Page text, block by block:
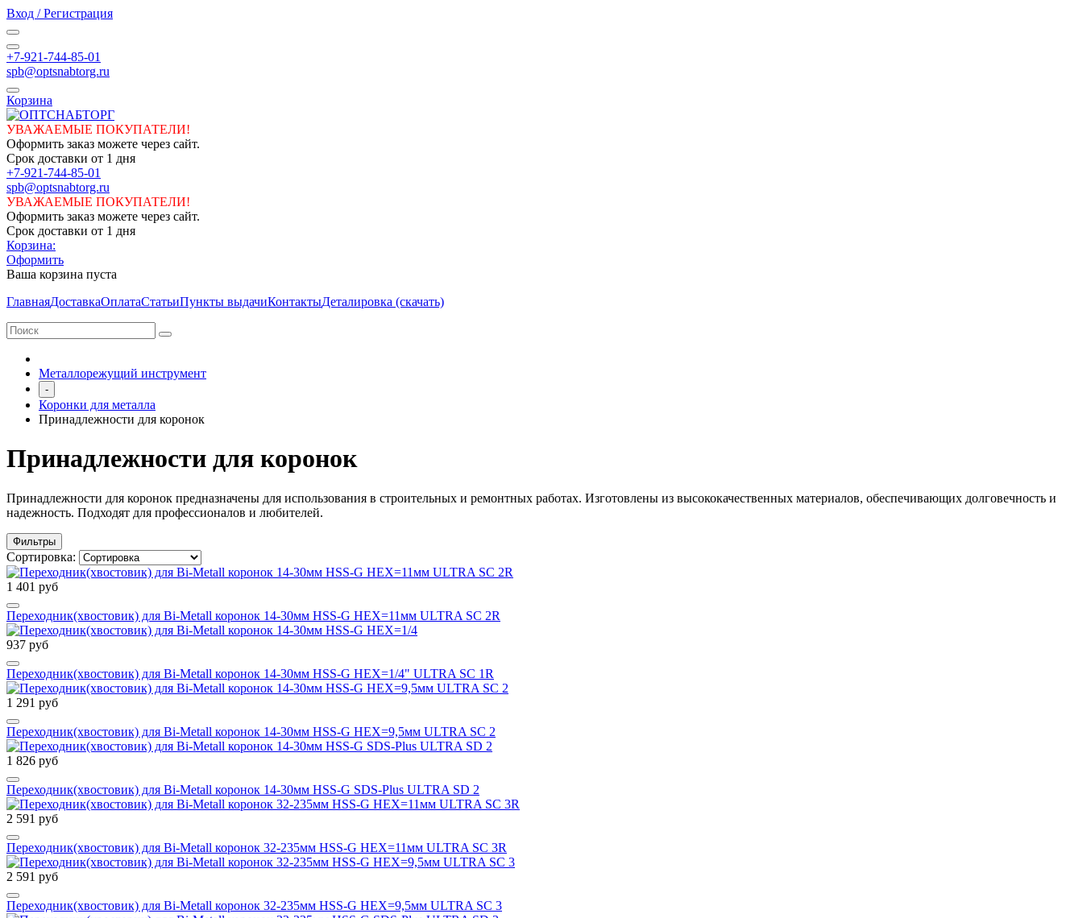
Вход / Регистрация
+7-921-744-85-01
spb@optsnabtorg.ru
Корзина
УВАЖАЕМЫЕ ПОКУПАТЕЛИ!
Оформить заказ можете через сайт.
Срок доставки от 1 дня
+7-921-744-85-01
spb@optsnabtorg.ru
УВАЖАЕМЫЕ ПОКУПАТЕЛИ!
Оформить заказ можете через сайт.
Срок доставки от 1 дня
Корзина:
Оформить
Ваша корзина пуста
ГлавнаяДоставкаОплатаСтатьиПункты выдачиКонтактыДеталировка (скачать)
Металлорежущий инструмент
-
Коронки для металла
Принадлежности для коронок
Принадлежности для коронок
Принадлежности для коронок предназначены для использования в строительных и ремонтных работах. Изготовлены из высококачественных материалов, обеспечивающих долговечность и
надежность. Подходят для профессионалов и любителей.
Фильтры
Сортировка:
1 401 руб
Переходник(хвостовик) для Bi-Metall коронок 14-30мм HSS-G HEX=11мм ULTRA SC 2R
937 руб
Переходник(хвостовик) для Bi-Metall коронок 14-30мм HSS-G HEX=1/4" ULTRA SC 1R
1 291 руб
Переходник(хвостовик) для Bi-Metall коронок 14-30мм HSS-G HEX=9,5мм ULTRA SC 2
1 826 руб
Переходник(хвостовик) для Bi-Metall коронок 14-30мм HSS-G SDS-Plus ULTRA SD 2
2 591 руб
Переходник(хвостовик) для Bi-Metall коронок 32-235мм HSS-G HEX=11мм ULTRA SC 3R
2 591 руб
Переходник(хвостовик) для Bi-Metall коронок 32-235мм HSS-G HEX=9,5мм ULTRA SC 3